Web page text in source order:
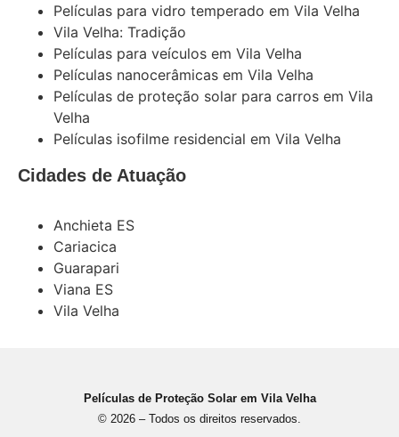
Películas para vidro temperado em Vila Velha
Vila Velha: Tradição
Películas para veículos em Vila Velha
Películas nanocerâmicas em Vila Velha
Películas de proteção solar para carros em Vila
Velha
Películas isofilme residencial em Vila Velha
Cidades de Atuação
Anchieta ES
Cariacica
Guarapari
Viana ES
Vila Velha
Películas de Proteção Solar em Vila Velha
© 2026 – Todos os direitos reservados.